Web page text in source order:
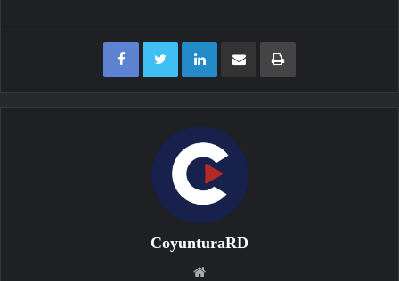
FacebookTwitterLinkedInCompartir por correo electrónicoImprimir
CoyunturaRD
Sitio